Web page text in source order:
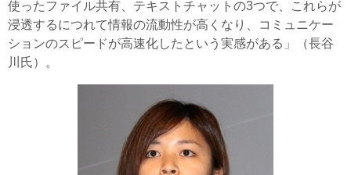
使ったファイル共有、テキストチャットの3つで、これらが
浸透するにつれて情報の流動性が高くなり、コミュニケー
ションのスピードが高速化したという実感がある」（長谷
川氏）。